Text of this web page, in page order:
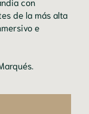
de la más alta
e